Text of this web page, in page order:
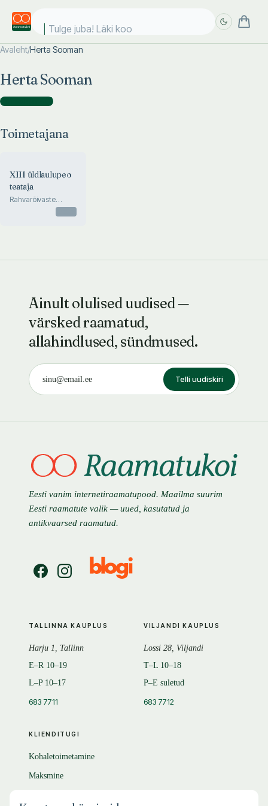
Tulge juba! Läki kool
Avaleht/Herta Sooman
Herta Sooman
Toimetajana )
Toimetajana
XIII üldlaulupeo
teataja
Rahvarõivaste
Ainult olulised uudised —
värsked raamatud,
allahindlused, sündmused.
Telli uudiskiri
Eesti vanim internetiraamatupood. Maailma suurim
Eesti raamatute valik — uued, kasutatud ja
antikvaarsed raamatud.
KLIENDITUGI
Kohaletoimetamine
Maksmine
TALLINNA KAUPLUS
Harju 1, Tallinn
E–R 10–19
L–P 10–17
683 7711
VILJANDI KAUPLUS
Lossi 28, Viljandi
T–L 10–18
P–E suletud
683 7712